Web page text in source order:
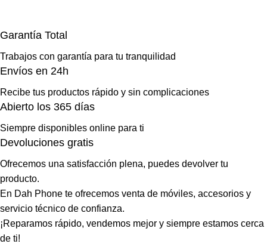
Garantía Total
Trabajos con garantía para tu tranquilidad
Envíos en 24h
Recibe tus productos rápido y sin complicaciones
Abierto los 365 días
Siempre disponibles online para ti
Devoluciones gratis
Ofrecemos una satisfacción plena, puedes devolver tu
producto.
En Dah Phone te ofrecemos venta de móviles, accesorios y
servicio técnico de confianza.
¡Reparamos rápido, vendemos mejor y siempre estamos cerca
de ti!